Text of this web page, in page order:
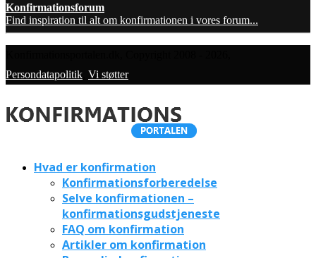
Konfirmationsforum
Find inspiration til alt om konfirmationen i vores forum...
Persondatapolitik Vi støtter
Hvad er konfirmation
Konfirmationsforberedelse
Selve konfirmationen –
konfirmationsgudstjeneste
FAQ om konfirmation
Artikler om konfirmation